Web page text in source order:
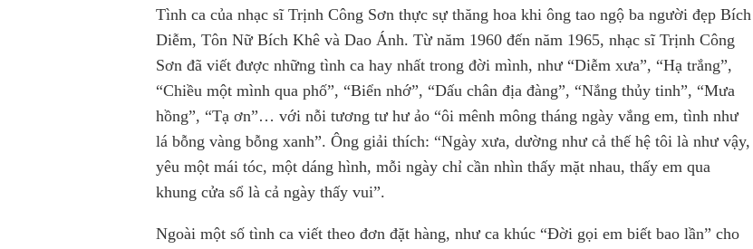
Tình ca của nhạc sĩ Trịnh Công Sơn thực sự thăng hoa khi ông tao ngộ ba người đẹp Bích
Diễm, Tôn Nữ Bích Khê và Dao Ánh. Từ năm 1960 đến năm 1965, nhạc sĩ Trịnh Công
Sơn đã viết được những tình ca hay nhất trong đời mình, như “Diễm xưa”, “Hạ trắng”,
“Chiều một mình qua phố”, “Biển nhớ”, “Dấu chân địa đàng”, “Nắng thủy tinh”, “Mưa
hồng”, “Tạ ơn”… với nỗi tương tư hư ảo “ôi mênh mông tháng ngày vắng em, tình như
lá bỗng vàng bỗng xanh”. Ông giải thích: “Ngày xưa, dường như cả thế hệ tôi là như vậy,
yêu một mái tóc, một dáng hình, mỗi ngày chỉ cần nhìn thấy mặt nhau, thấy em qua
khung cửa sổ là cả ngày thấy vui”.
Ngoài một số tình ca viết theo đơn đặt hàng, như ca khúc “Đời gọi em biết bao lần” cho